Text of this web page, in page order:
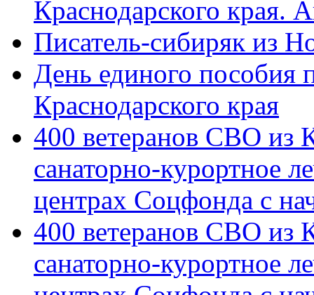
Краснодарского края.
Писатель-сибиряк из
День единого пособия
Краснодарского края
400 ветеранов СВО из
санаторно-курортное
центрах Соцфонда с
400 ветеранов СВО из
санаторно-курортное